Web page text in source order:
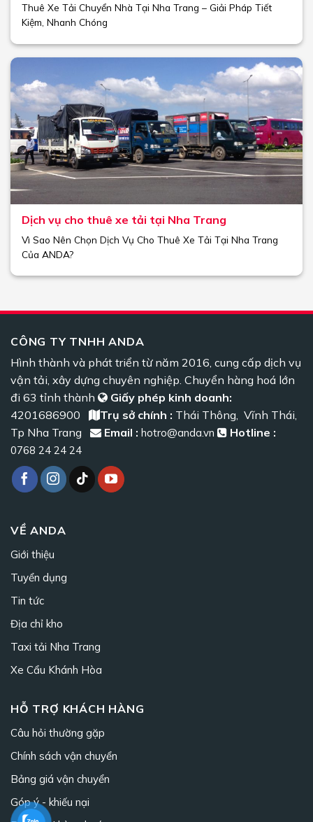
Thuê Xe Tải Chuyển Nhà Tại Nha Trang – Giải Pháp Tiết
Kiệm, Nhanh Chóng
Dịch vụ cho thuê xe tải tại Nha Trang
Vì Sao Nên Chọn Dịch Vụ Cho Thuê Xe Tải Tại Nha Trang
Của ANDA?
CÔNG TY TNHH ANDA
Hình thành và phát triển từ năm 2016, cung cấp dịch vụ
vận tải, xây dựng chuyên nghiệp. Chuyển hàng hoá lớn
đi 63 tỉnh thành
Giấy phép kinh doanh:
4201686900
Trụ sở chính : Thái Thông, Vĩnh Thái,
Tp Nha Trang
Email : hotro@anda.vn Hotline :
0768 24 24 24
VỀ ANDA
Giới thiệu
Tuyển dụng
Tin tức
Địa chỉ kho
Taxi tải Nha Trang
Xe Cẩu Khánh Hòa
HỖ TRỢ KHÁCH HÀNG
Câu hỏi thường gặp
Chính sách vận chuyển
Bảng giá vận chuyển
Góp ý - khiếu nại